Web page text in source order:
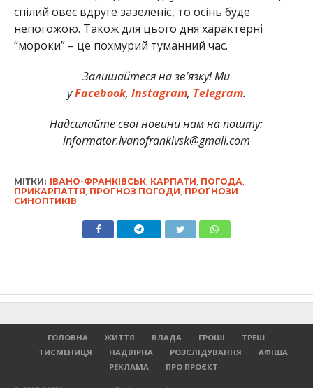
спілий овес вдруге зазеленіє, то осінь буде
непогожою. Також для цього дня характерні
“мороки” – це похмурий туманний час.
Залишайтеся на зв’язку! Ми
уFacebook, Instagram, Telegram.
Надсилайте свої новини нам на пошту:
informator.ivanofrankivsk@gmail.com
МІТКИ: ІВАНО-ФРАНКІВСЬК, КАРПАТИ, ПОГОДА,
ПРИКАРПАТТЯ, ПРОГНОЗ ПОГОДИ, ПРОГНОЗИ
СИНОПТИКІВ
ГОЛОВНА ЖИТТЯ ВЛАДА ГРОШІ
ТРЕШ
ТИСМЕНИЦЯ
НАДВІРНА РОЗСЛІДУВАННЯ
АФІША
РЕКЛАМА
ПРО ПРОЄКТ